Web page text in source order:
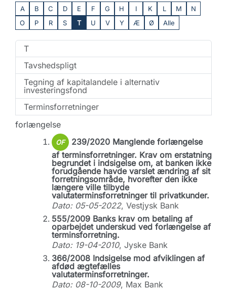
A B C D E F G H I K L M
N
O
P R S T U V Y Æ Ø Alle
T
Tavshedspligt
Tegning af kapitalandele i alternativ
investeringsfond
Terminsforretninger
forlængelse
OF
239/2020 Manglende forlængelse
af terminsforretninger. Krav om erstatning
begrundet i indsigelse om, at banken ikke
forudgående havde varslet ændring af sit
forretningsområde, hvorefter den ikke
længere ville tilbyde
valutaterminsforretninger til privatkunder.
Dato: 05-05-2022, Vestjysk Bank
555/2009 Banks krav om betaling af
oparbejdet underskud ved forlængelse af
terminsforretning.
Dato: 19-04-2010, Jyske Bank
366/2008 Indsigelse mod afviklingen af
afdød ægtefælles
valutaterminsforretninger.
Dato: 08-10-2009, Max Bank